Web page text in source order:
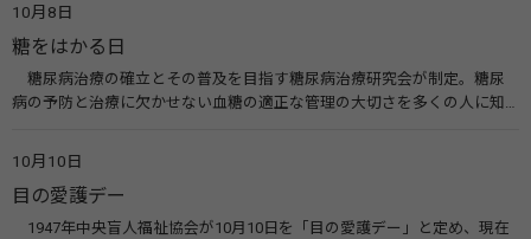
10月8日
糖をはかる日
糖尿病治療の確立とその普及を目指す糖尿病治療研究会が制定。糖尿
病の予防と治療に欠かせない血糖の適正な管理の大切さを多くの人に知
療研究会） 糖尿病ネットワーク
10月10日
目の愛護デー
1947年中央盲人福祉協会が10月10日を「目の愛護デー」と定め、現在